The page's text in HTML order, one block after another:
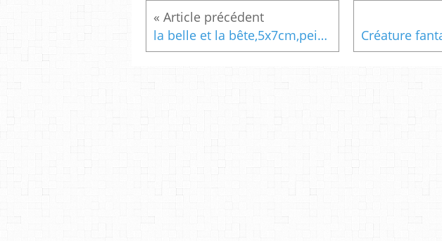
la belle et la bête,5x7cm,peint, abstrait,signé,artiste,fantastique,cristal swarovski,tableau,original,unique,chevalet,bois,bleu,rouge,jaune,violet,fait mains